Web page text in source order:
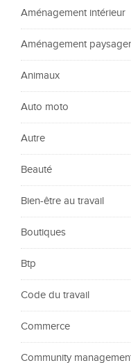
Aménagement intérieur
Aménagement paysager
Animaux
Auto moto
Autre
Beauté
Bien-être au travail
Boutiques
Btp
Code du travail
Commerce
Community